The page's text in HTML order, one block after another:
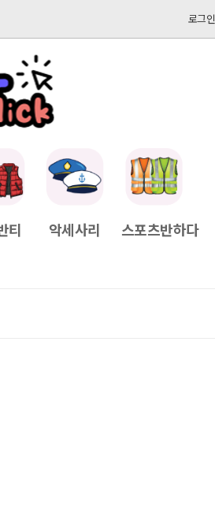
로그인
04-11 [Q&A] 나눠서 결제 하고싶을땐?
티 악세사리 스포츠반하다